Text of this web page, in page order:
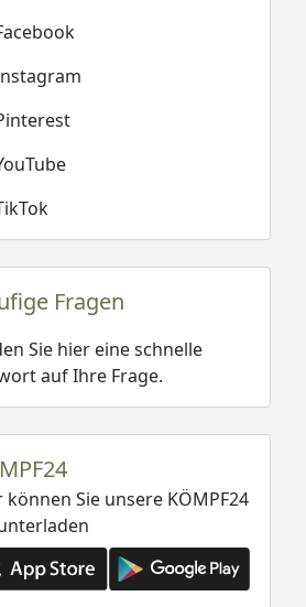
Fragen
Sie hier eine schnelle
auf Ihre Frage.
können Sie unsere KÖMPF24